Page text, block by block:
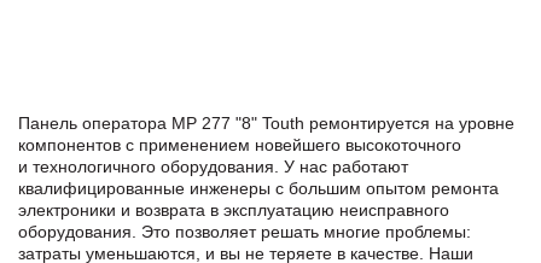
Панель оператора MP 277 "8" Touth ремонтируется на уровне
компонентов с применением новейшего высокоточного
и технологичного оборудования. У нас работают
квалифицированные инженеры с большим опытом ремонта
электроники и возврата в эксплуатацию неисправного
оборудования. Это позволяет решать многие проблемы:
затраты уменьшаются, и вы не теряете в качестве. Наши